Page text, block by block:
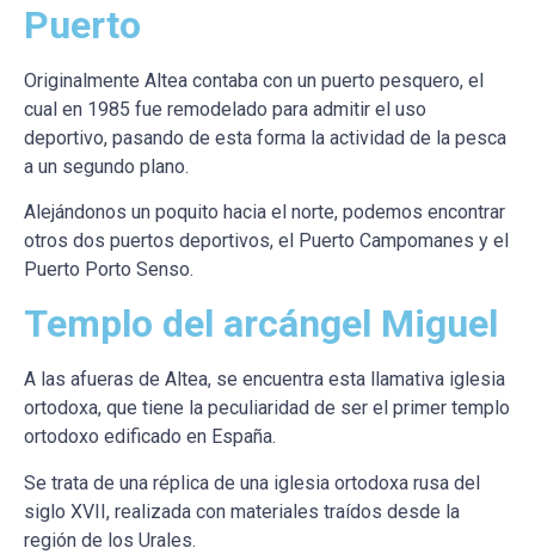
Puerto
Originalmente Altea contaba con un puerto pesquero, el
cual en 1985 fue remodelado para admitir el uso
deportivo, pasando de esta forma la actividad de la pesca
a un segundo plano.
Alejándonos un poquito hacia el norte, podemos encontrar
otros dos puertos deportivos, el Puerto Campomanes y el
Puerto Porto Senso.
Templo del arcángel Miguel
A las afueras de Altea, se encuentra esta llamativa iglesia
ortodoxa, que tiene la peculiaridad de ser el primer templo
ortodoxo edificado en España.
Se trata de una réplica de una iglesia ortodoxa rusa del
siglo XVII, realizada con materiales traídos desde la
región de los Urales.